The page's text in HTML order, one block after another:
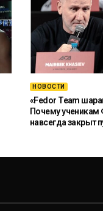
НОВОСТИ
«Fedor Team
Почему
навсегда закрыт